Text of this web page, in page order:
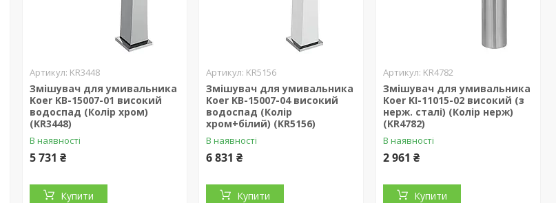
KR3448
Змішувач для умивальника
Koer KB-15007-01 високий
водоспад (Колір хром)
(KR3448)
В наявності
5 731 ₴
Купити
KR5156
Змішувач для умивальника
Koer KB-15007-04 високий
водоспад (Колір
хром+білий) (KR5156)
В наявності
6 831 ₴
Купити
KR4782
Змішувач для умивальника
Koer KI-11015-02 високий (з
нерж. сталі) (Колір нерж)
(KR4782)
В наявності
2 961 ₴
Купити